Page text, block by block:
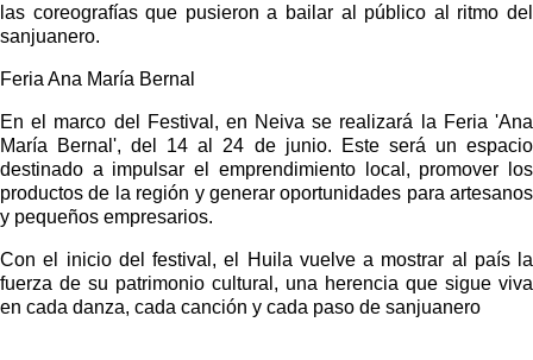
las coreografías que pusieron a bailar al público al ritmo del
sanjuanero.
Feria Ana María Bernal
En el marco del Festival, en Neiva se realizará la Feria 'Ana
María Bernal', del 14 al 24 de junio. Este será un espacio
destinado a impulsar el emprendimiento local, promover los
productos de la región y generar oportunidades para artesanos
y pequeños empresarios.
Con el inicio del festival, el Huila vuelve a mostrar al país la
fuerza de su patrimonio cultural, una herencia que sigue viva
en cada danza, cada canción y cada paso de sanjuanero